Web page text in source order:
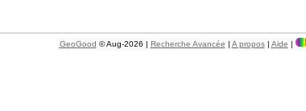
GeoGood © Aug-2026 | Recherche Avancée | A propos| Aide |